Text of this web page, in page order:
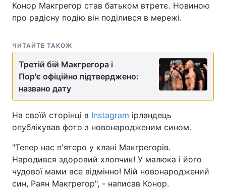
Головна Війна
Україна
Економіка
Спорт
Зброя Інциденти
Здоров'я Туризм
Цікавинки Погода
Конор Макгрегор став батьком втретє. Новиною
про радісну подію він поділився в мережі.
ЧИТАЙТЕ ТАКОЖ
Третій бій Макгрегора і
Пор'є офіційно підтверджено:
названо дату
На своїй сторінці в Instagram ірландець
опублікував фото з новонародженим сином.
"Тепер нас п'ятеро у клані Макгрегорів.
Народився здоровий хлопчик! У малюка і його
чудової мами все відмінно! Мій новонароджений
син, Раян Макгрегор", - написав Конор.